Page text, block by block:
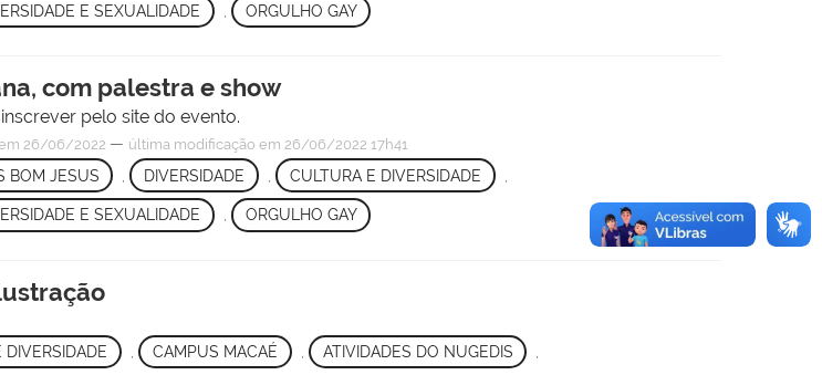
E SEXUALIDADE ORGULHO GAY
com palestra e show
pelo site do evento.
26/06/2022 — última modificação em 26/06/2022 17h41
BOM JESUS , DIVERSIDADE , CULTURA E DIVERSIDADE
E SEXUALIDADE , ORGULHO GAY
DIVERSIDADE CAMPUS MACAÉ ATIVIDADES DO NUGEDIS